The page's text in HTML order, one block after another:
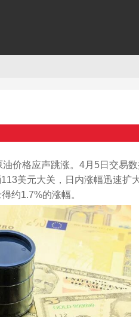
价格应声跳涨。4月5日交易
美元大关，日内涨幅迅速扩
约1.7%的涨幅。